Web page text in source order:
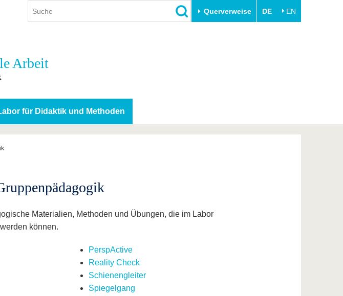
Querverweise DE EN
Ausland
Weiterbildung
Innovative Transferprojekte
BTU & Region erleben
Arbeit
für Didaktik und Methoden
Materialien, Methoden und Übungen, die im Labor
können.
PerspActive
Reality Check
Schienengleiter
Spiegelgang